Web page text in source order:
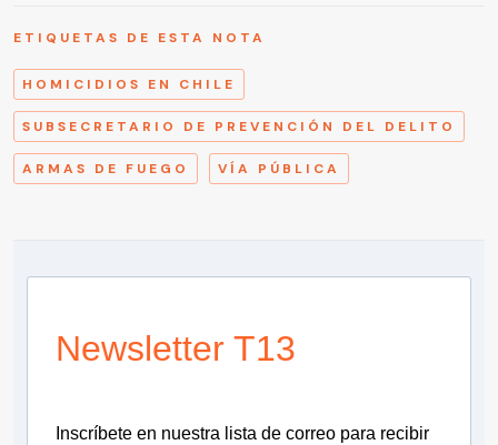
ETIQUETAS DE ESTA NOTA
HOMICIDIOS EN CHILE
SUBSECRETARIO DE PREVENCIÓN DEL DELITO
ARMAS DE FUEGO VÍA PÚBLICA
Newsletter T13
Inscríbete en nuestra lista de correo para recibir